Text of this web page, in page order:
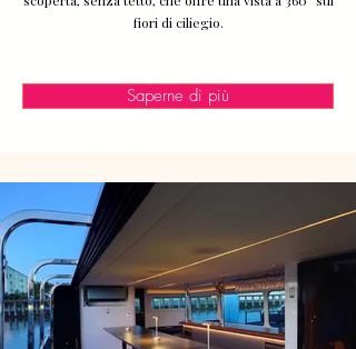
fiori di ciliegio.
Saperne di più